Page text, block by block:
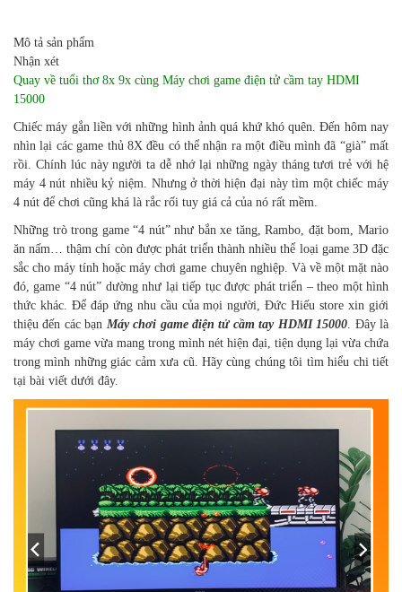
Mô tả sản phẩm
Nhận xét
Quay về tuổi thơ 8x 9x cùng Máy chơi game điện tử cầm tay HDMI
15000
Chiếc máy gắn liền với những hình ảnh quá khứ khó quên. Đến hôm nay
nhìn lại các game thủ 8X đều có thể nhận ra một điều mình đã “già” mất
rồi. Chính lúc này người ta dễ nhớ lại những ngày tháng tươi trẻ với hệ
máy 4 nút nhiều kỷ niệm. Nhưng ở thời hiện đại này tìm một chiếc máy
4 nút để chơi cũng khá là rắc rối tuy giá cả của nó rất mềm.
Những trò trong game “4 nút” như bắn xe tăng, Rambo, đặt bom, Mario
ăn nấm… thậm chí còn được phát triển thành nhiều thể loại game 3D đặc
sắc cho máy tính hoặc máy chơi game chuyên nghiệp. Và về một mặt nào
đó, game “4 nút” dường như lại tiếp tục được phát triển – theo một hình
thức khác. Để đáp ứng nhu cầu của mọi người, Đức Hiếu store xin giới
thiệu đến các bạn Máy chơi game điện tử cầm tay HDMI 15000. Đây là
máy chơi game vừa mang trong mình nét hiện đại, tiện dụng lại vừa chứa
trong mình những giác cảm xưa cũ. Hãy cùng chúng tôi tìm hiểu chi tiết
tại bài viết dưới đây.